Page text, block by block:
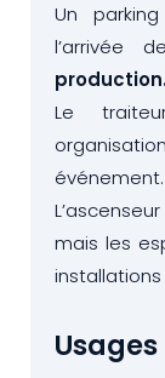
Un
l’arrivée
Le
événement.
mais les